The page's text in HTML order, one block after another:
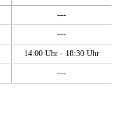
---
---
14:00 Uhr - 18:30 Uhr
---